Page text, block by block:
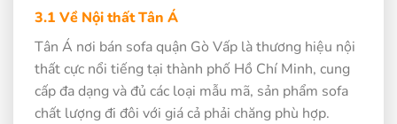
3.1 Về Nội thất Tân Á
Tân Á nơi bán sofa quận Gò Vấp là thương hiệu nội
thất cực nổi tiếng tại thành phố Hồ Chí Minh, cung
cấp đa dạng và đủ các loại mẫu mã, sản phẩm sofa
chất lượng đi đôi với giá cả phải chăng phù hợp.